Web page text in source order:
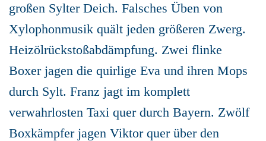
großen Sylter Deich. Falsches Üben von
Xylophonmusik quält jeden größeren Zwerg.
Heizölrückstoßabdämpfung. Zwei flinke
Boxer jagen die quirlige Eva und ihren Mops
durch Sylt. Franz jagt im komplett
verwahrlosten Taxi quer durch Bayern. Zwölf
Boxkämpfer jagen Viktor quer über den